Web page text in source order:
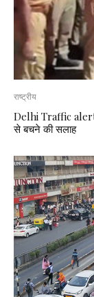
राष्ट्रीय
Delhi Traffic alert:
से बचने की सलाह